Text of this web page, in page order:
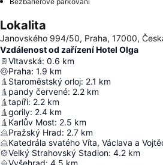
Lokalita
Janovského 994/50, Praha, 17000,
Vzdálenost od zařízení Hotel Olga
Vltavská: 0.6 km
Praha: 1.9 km
Staroměstský orloj: 2.1 km
pandy červené: 2.2 km
tapíři: 2.2 km
gorily: 2.4 km
Karlův Most: 2.5 km
Pražský Hrad: 2.7 km
Katedrála svatého Víta, Václava a
Velký Strahovský Stadion: 4.2 km
Vyšehrad: 4.5 km